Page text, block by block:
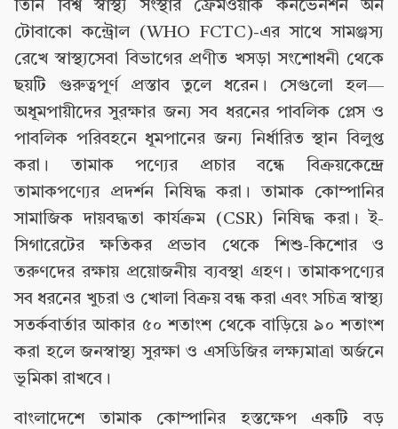
তিনি বিশ্ব স্বাস্থ্য সংস্থার ফ্রেমওয়ার্ক কনভেনশন অন
টোবাকো কন্ট্রোল (WHO FCTC)-এর সাথে সামঞ্জস্য
রেখে স্বাস্থ্যসেবা বিভাগের প্রণীত খসড়া সংশোধনী থেকে
ছয়টি গুরুত্বপূর্ণ প্রস্তাব তুলে ধরেন। সেগুলো হল—
অধূমপায়ীদের সুরক্ষার জন্য সব ধরনের পাবলিক প্লেস ও
পাবলিক পরিবহনে ধূমপানের জন্য নির্ধারিত স্থান বিলুপ্ত
করা। তামাক পণ্যের প্রচার বন্ধে বিক্রয়কেন্দ্রে
তামাকপণ্যের প্রদর্শন নিষিদ্ধ করা। তামাক কোম্পানির
সামাজিক দায়বদ্ধতা কার্যক্রম (CSR) নিষিদ্ধ করা। ই-
সিগারেটের ক্ষতিকর প্রভাব থেকে শিশু-কিশোর ও
তরুণদের রক্ষায় প্রয়োজনীয় ব্যবস্থা গ্রহণ। তামাকপণ্যের
সব ধরনের খুচরা ও খোলা বিক্রয় বন্ধ করা এবং সচিত্র স্বাস্থ্য
সতর্কবার্তার আকার ৫০ শতাংশ থেকে বাড়িয়ে ৯০ শতাংশ
করা হলে জনস্বাস্থ্য সুরক্ষা ও এসডিজির লক্ষ্যমাত্রা অর্জনে
ভূমিকা রাখবে।
বাংলাদেশে তামাক কোম্পানির হস্তক্ষেপ একটি বড়